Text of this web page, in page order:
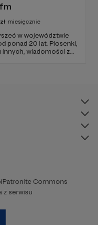
zł miesięcznie
w województwie
ponad 20 lat. Piosenki,
innych, wiadomości z
Patronite Commons
z serwisu